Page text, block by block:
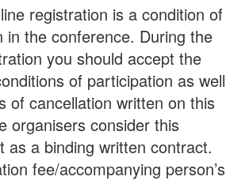
registration is a condition of
in the conference. During the
you should accept the
of participation as well
of cancellation written on this
organisers consider this
as a binding written contract.
fee/accompanying person’s